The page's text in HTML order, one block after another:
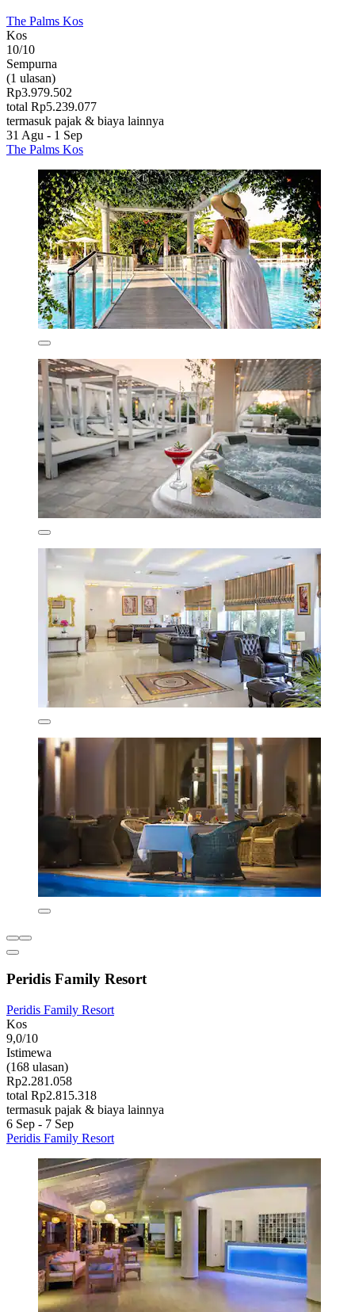
The Palms Kos
Kos
10/10
Sempurna
(1 ulasan)
Rp3.979.502
total Rp5.239.077
termasuk pajak & biaya lainnya
31 Agu - 1 Sep
The Palms Kos
Peridis Family Resort
Peridis Family Resort
Kos
9,0/10
Istimewa
(168 ulasan)
Rp2.281.058
total Rp2.815.318
termasuk pajak & biaya lainnya
6 Sep - 7 Sep
Peridis Family Resort